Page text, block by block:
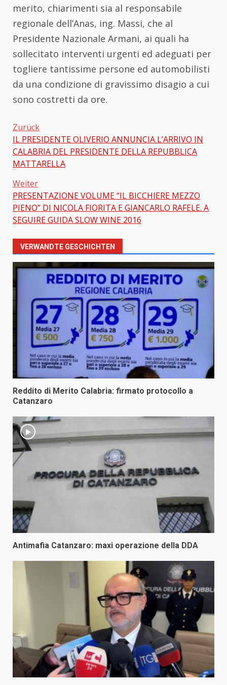
merito, chiarimenti sia al responsabile
regionale dell’Anas, ing. Massi, che al
Presidente Nazionale Armani, ai quali ha
sollecitato interventi urgenti ed adeguati per
togliere tantissime persone ed automobilisti
da una condizione di gravissimo disagio a cui
sono costretti da ore.
Beitragsnavigation
Zurück
IL PRESIDENTE OLIVERIO ANNUNCIA L’ARRIVO IN
CALABRIA DEL PRESIDENTE DELLA REPUBBLICA
MATTARELLA
Weiter
PRESENTAZIONE VOLUME “IL BICCHIERE MEZZO
PIENO” DI NICOLA FIORITA E GIANCARLO RAFELE. A
SEGUIRE GUIDA SLOW WINE 2016
VERWANDTE GESCHICHTEN
Reddito di Merito Calabria: firmato protocollo a
Catanzaro
Antimafia Catanzaro: maxi operazione della DDA